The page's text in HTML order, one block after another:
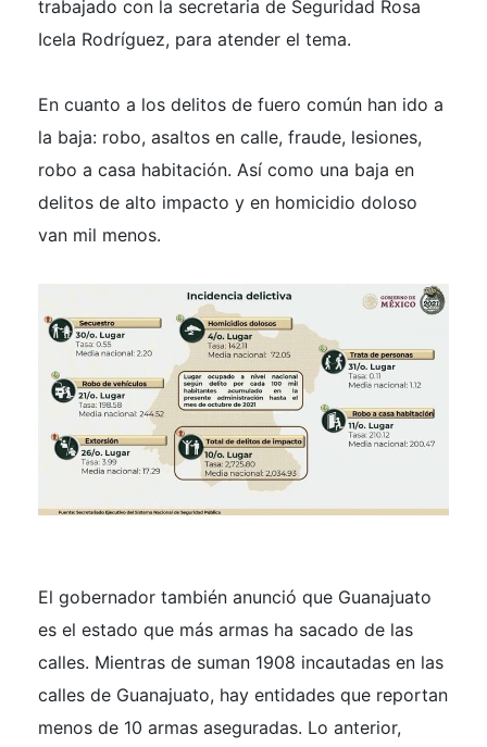
trabajado con la secretaria de Seguridad Rosa
Icela Rodríguez, para atender el tema.
En cuanto a los delitos de fuero común han ido a
la baja: robo, asaltos en calle, fraude, lesiones,
robo a casa habitación. Así como una baja en
delitos de alto impacto y en homicidio doloso
van mil menos.
El gobernador también anunció que Guanajuato
es el estado que más armas ha sacado de las
calles. Mientras de suman 1908 incautadas en las
calles de Guanajuato, hay entidades que reportan
menos de 10 armas aseguradas. Lo anterior,